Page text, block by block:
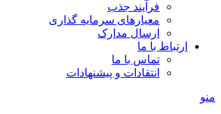
فرآیند جذب
معیارهای سرمایه گذاری
ارسال مدارک
ارتباط با ما
تماس با ما
انتقادات و پیشنهادات
منو